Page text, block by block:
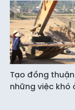
Tạo đồng
những việc khó